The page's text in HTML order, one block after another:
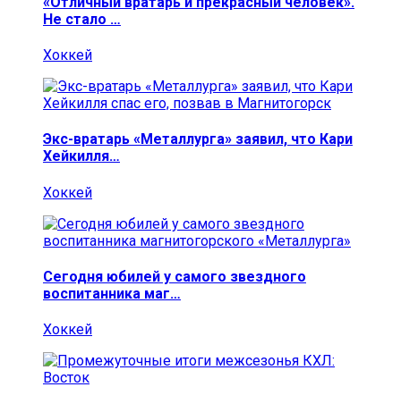
Не стало …
Хоккей
Экс-вратарь «Металлурга» заявил, что Кари
Хейкилля…
Хоккей
Сегодня юбилей у самого звездного
воспитанника маг…
Хоккей